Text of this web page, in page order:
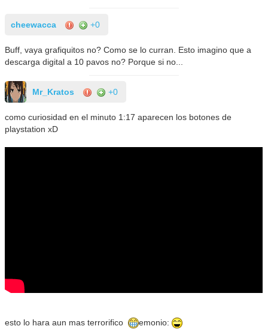
cheewacca +0
Buff, vaya grafiquitos no? Como se lo curran. Esto imagino que a
descarga digital a 10 pavos no? Porque si no...
Mr_Kratos +0
como curiosidad en el minuto 1:17 aparecen los botones de
playstation xD
esto lo hara aun mas terrorifico emonio: